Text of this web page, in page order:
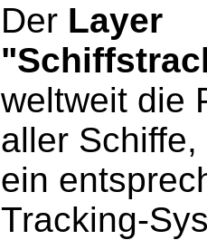
Der Layer
weltweit die
aller
ein
Tracking-